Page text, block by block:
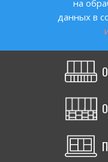
Оставьте
или
+7
на
данных в